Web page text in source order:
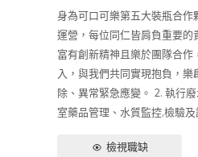
身為可口可樂第五大裝瓶合
運營，每位同仁皆肩負重要
富有創新精神且樂於團隊合
入，與我們共同實現抱負，
除、異常緊急應變。 2. 執行
室藥品管理、水質監控,檢驗
檢視職缺